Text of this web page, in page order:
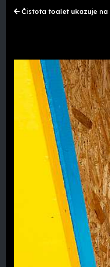
Čistota toalet ukazuje